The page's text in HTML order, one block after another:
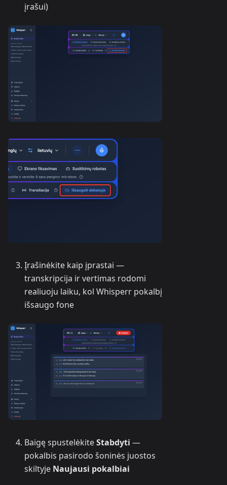
įrašui)
Įrašinėkite kaip įprastai —
transkripcija ir vertimas rodomi
realiuoju laiku, kol Whisperr pokalbį
išsaugo fone
Baigę spustelėkiteStabdyti —
pokalbis pasirodo šoninės juostos
skiltyje Naujausi pokalbiai